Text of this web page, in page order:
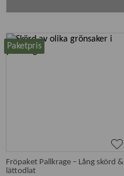
Paketpris
Fröpaket Pallkrage – Lång skörd &
lättodlat